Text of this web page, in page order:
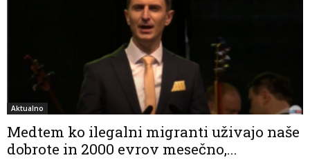
Aktualno
Medtem ko ilegalni migranti uživajo naše
dobrote in 2000 evrov mesečno,...